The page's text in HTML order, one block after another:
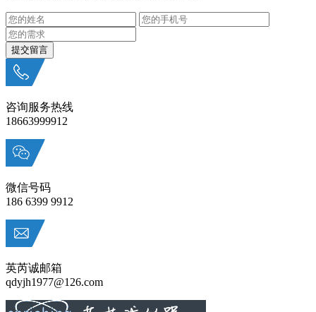
咨询服务热线
18663999912
微信号码
186 6399 9912
英芮诚邮箱
qdyjh1977@126.com